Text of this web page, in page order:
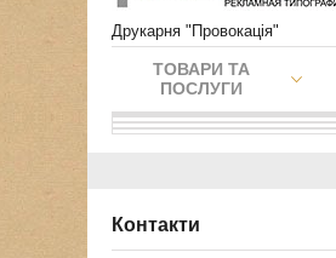
Друкарня "Провокація"
ТОВАРИ ТА
ПОСЛУГИ
Контакти